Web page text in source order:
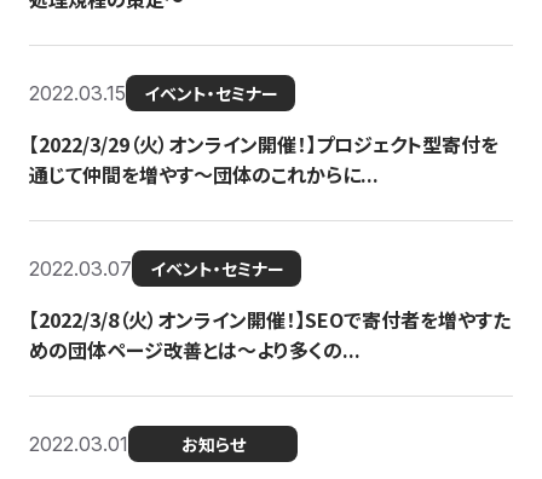
2022.03.15 イベント・セミナー
【2022/3/29（火）オンライン開催！】プロジェクト型寄付を
通じて仲間を増やす～団体のこれからに...
2022.03.07 イベント・セミナー
【2022/3/8（火）オンライン開催！】SEOで寄付者を増やすた
めの団体ページ改善とは～より多くの...
2022.03.01 お知らせ